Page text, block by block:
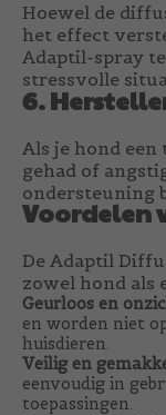
Hoewel de
het effect
Adaptil-spray
stressvolle
6.
Als je hond
gehad of
ondersteuning
Voordelen
De Adaptil
zowel hond als
Geurloos en
en worden niet
huisdieren.
Veilig en
eenvoudig in
toepassingen.